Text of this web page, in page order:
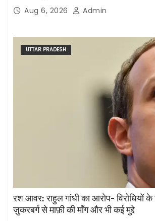
Aug 6, 2026 Admin
UTTAR PRADESH
रश आवर: राहुल गांधी का आरोप- विरोधियों
ज़ुकरबर्ग से माफ़ी की माँग और भी कई मुद्दे